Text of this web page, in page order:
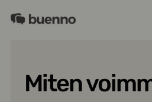
sisältöön
Buenno
Miten